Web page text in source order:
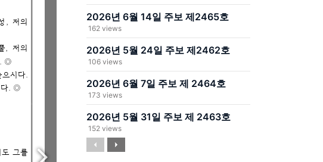
2026년 6월 14일 주보 제2465호
162 views
2026년 5월 24일 주보 제2462호
106 views
2026년 6월 7일 주보 제 2464호
173 views
2026년 5월 31일 주보 제 2463호
152 views
Previous
Next